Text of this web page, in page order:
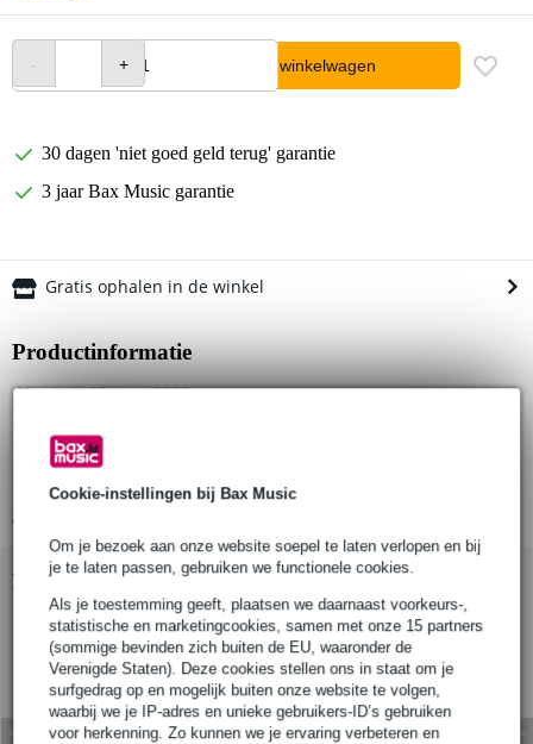
Cookie-instellingen bij Bax Music
Om je bezoek aan onze website soepel te laten verlopen en bij
je te laten passen, gebruiken we functionele cookies.
Als je toestemming geeft, plaatsen we daarnaast voorkeurs-,
statistische en marketingcookies, samen met onze 15 partners
(sommige bevinden zich buiten de EU, waaronder de
Verenigde Staten). Deze cookies stellen ons in staat om je
surfgedrag op en mogelijk buiten onze website te volgen,
waarbij we je IP-adres en unieke gebruikers-ID’s gebruiken
voor herkenning. Zo kunnen we je ervaring verbeteren en
In winkelwagen
30 dagen 'niet goed geld terug' garantie
3 jaar Bax Music garantie
Gratis ophalen in de winkel
Productinformatie
Konig & Meyer 18822
18820
in hoogte te verstellen: van 200 tot 275 mm
Bekijk ook eens (5)